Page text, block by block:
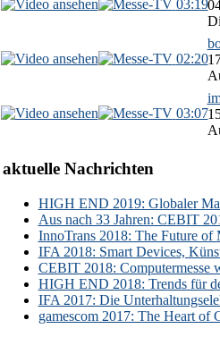
03:19
02:20
03:07
aktuelle Nachrichten
HIGH END 2019: Globaler
Aus nach 33 Jahren: CEBIT
InnoTrans 2018: The Future of
IFA 2018: Smart Devices,
CEBIT 2018: Computermesse
HIGH END 2018: Trends für
IFA 2017: Die
gamescom 2017: The Heart of